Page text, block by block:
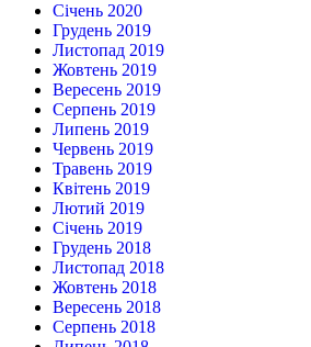
Січень 2020
Грудень 2019
Листопад 2019
Жовтень 2019
Вересень 2019
Серпень 2019
Липень 2019
Червень 2019
Травень 2019
Квітень 2019
Лютий 2019
Січень 2019
Грудень 2018
Листопад 2018
Жовтень 2018
Вересень 2018
Серпень 2018